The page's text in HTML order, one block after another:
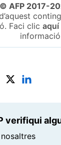
AFP 2017-
Faci clic aquí
verifiqui